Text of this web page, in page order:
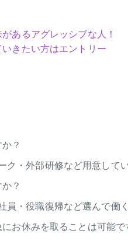
あるアグレッシブな人！
きたい方はエントリー
？
ク・外部研修など用意して
？
員・役職復帰など選んで働
お休みを取ることは可能で